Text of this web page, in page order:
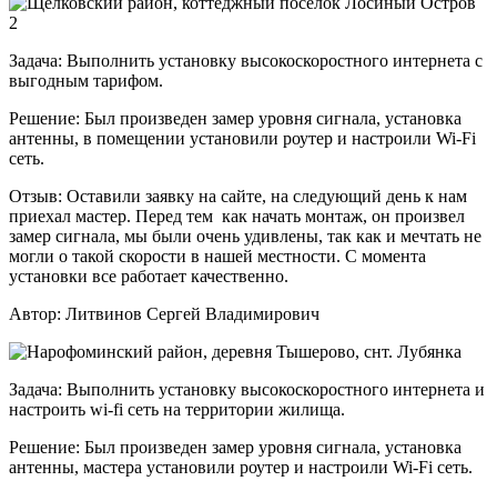
Задача: Выполнить установку высокоскоростного интернета с
выгодным тарифом.
Решение: Был произведен замер уровня сигнала, установка
антенны, в помещении установили роутер и настроили Wi-Fi
сеть.
Отзыв: Оставили заявку на сайте, на следующий день к нам
приехал мастер. Перед тем как начать монтаж, он произвел
замер сигнала, мы были очень удивлены, так как и мечтать не
могли о такой скорости в нашей местности. С момента
установки все работает качественно.
Автор: Литвинов Сергей Владимирович
Задача: Выполнить установку высокоскоростного интернета и
настроить wi-fi сеть на территории жилища.
Решение: Был произведен замер уровня сигнала, установка
антенны, мастера установили роутер и настроили Wi-Fi сеть.